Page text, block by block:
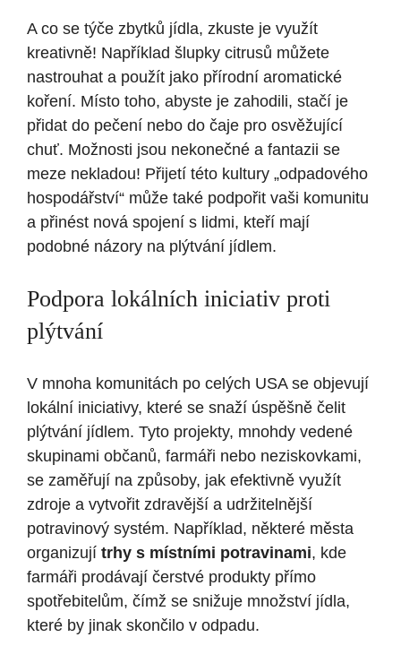
A co se týče zbytků jídla, zkuste je využít
kreativně! Například šlupky citrusů můžete
nastrouhat a použít jako přírodní aromatické
koření. Místo toho, abyste je zahodili, stačí je
přidat do pečení nebo do čaje pro osvěžující
chuť. Možnosti jsou nekonečné a fantazii se
meze nekladou! Přijetí této kultury „odpadového
hospodářství“ může také podpořit vaši komunitu
a přinést nová spojení s lidmi, kteří mají
podobné názory na plýtvání jídlem.
Podpora lokálních iniciativ proti
plýtvání
V mnoha komunitách po celých USA se objevují
lokální iniciativy, které se snaží úspěšně čelit
plýtvání jídlem. Tyto projekty, mnohdy vedené
skupinami občanů, farmáři nebo neziskovkami,
se zaměřují na způsoby, jak efektivně využít
zdroje a vytvořit zdravější a udržitelnější
potravinový systém. Například, některé města
organizují trhy s místními potravinami, kde
farmáři prodávají čerstvé produkty přímo
spotřebitelům, čímž se snižuje množství jídla,
které by jinak skončilo v odpadu.